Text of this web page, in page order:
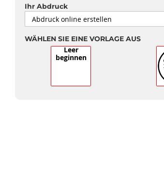
Ihr Abdruck
WÄHLEN SIE EINE VORLAGE AUS
Leer
beginnen